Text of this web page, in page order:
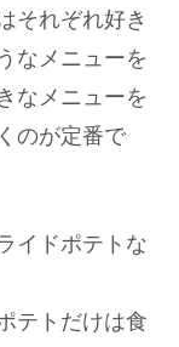
それぞれ好き
なメニューを
なメニューを
のが定番で
イドポテトな
テトだけは食